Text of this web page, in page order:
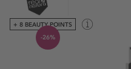
+ 8 BEAUTY POINTS
-26%